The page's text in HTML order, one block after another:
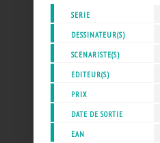
SERIE
DESSINATEUR(S)
SCENARISTE(S)
EDITEUR(S)
PRIX
DATE DE SORTIE
EAN